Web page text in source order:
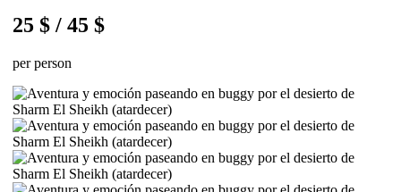
25 $ / 45 $
per person